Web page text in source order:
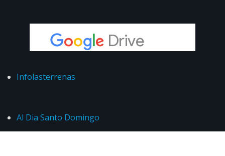
Infolasterrenas
Al Dia Santo Domingo